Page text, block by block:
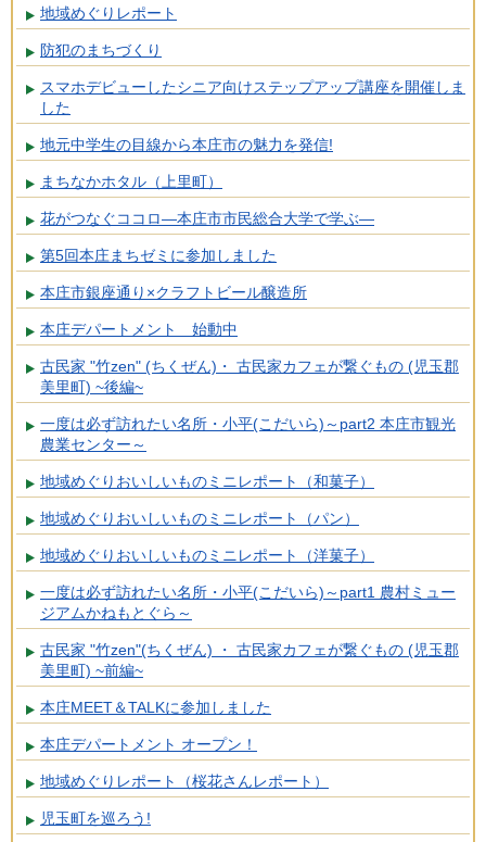
地域めぐりレポート
防犯のまちづくり
スマホデビューしたシニア向けステップアップ講座を開催しま
した
地元中学生の目線から本庄市の魅力を発信!
まちなかホタル（上里町）
花がつなぐココロ―本庄市市民総合大学で学ぶ―
第5回本庄まちゼミに参加しました
本庄市銀座通り×クラフトビール醸造所
本庄デパートメント 始動中
古民家 "竹zen" (ちくぜん)・ 古民家カフェが繋ぐもの (児玉郡
美里町) ~後編~
一度は必ず訪れたい名所・小平(こだいら)～part2 本庄市観光
農業センター～
地域めぐりおいしいものミニレポート（和菓子）
地域めぐりおいしいものミニレポート（パン）
地域めぐりおいしいものミニレポート（洋菓子）
一度は必ず訪れたい名所・小平(こだいら)～part1 農村ミュー
ジアムかねもとぐら～
古民家 "竹zen"(ちくぜん) ・ 古民家カフェが繋ぐもの (児玉郡
美里町) ~前編~
本庄MEET＆TALKに参加しました
本庄デパートメント オープン！
地域めぐりレポート（桜花さんレポート）
児玉町を巡ろう!